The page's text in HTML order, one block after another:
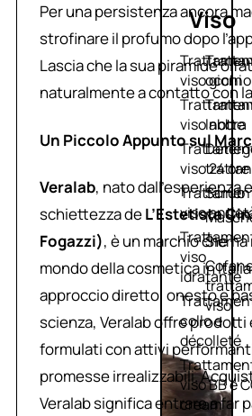
Viso
viso giorno
viso notte
viso 24 ore
viso
viso
idratante
collo e
décolleté
viso BB e
cream
occhi
labbra
Scrub
Sieri
viso
Per una persistenza ancora
strofinare il profumo dopo
Lascia che la sua piramide
naturalmente a contatto con
Un Piccolo Appunto sul
Veralab, nato dall’esperienza
schiettezza deL’Estetista
Fogazzi), è un marchio che
mondo della cosmetica in
approccio diretto, onesto e
scienza, Veralab offre prodotti
formulati con attivi
promesse irrealizzabili.
Veralab significa entrare a far